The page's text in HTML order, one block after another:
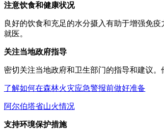
注意饮食和健康状况
良好的饮食和充足的水分摄入有助于增强免
就医。
关注当地政府指导
密切关注当地政府和卫生部门的指导和建议
了解如何在森林火灾应急警报前做好准备
阿尔伯塔省山火情况
支持环境保护措施